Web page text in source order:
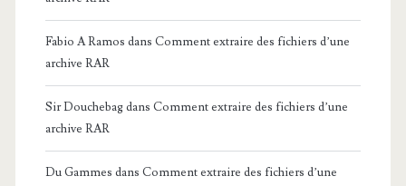
Fabio A Ramos dans Comment extraire des fichiers d’une
archive RAR
Sir Douchebagdans Comment extraire des fichiers d’une
archive RAR
Du Gammes dans Comment extraire des fichiers d’une